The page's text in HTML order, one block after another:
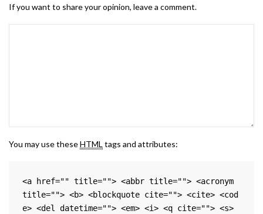
If you want to share your opinion, leave a comment.
You may use theseHTML tags and attributes:
<a href="" title=""> <abbr title=""> <acronym
title=""> <b> <blockquote cite=""> <cite> <cod
e> <del datetime=""> <em> <i> <q cite=""> <s>